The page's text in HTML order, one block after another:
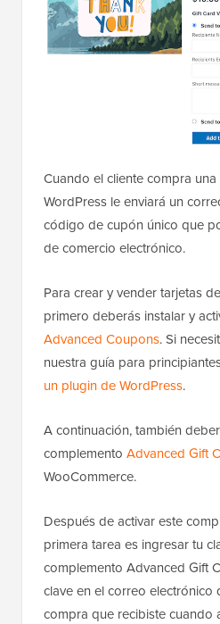
Cuando el cliente compra
WordPress le enviará un
código de cupón único que
de comercio electrónico.
Para crear y vender tarjetas
primero deberás instalar y
Advanced Coupons. Si
nuestra guía para
un plugin de WordPress.
A continuación, también
complemento Advanced Gift
WooCommerce.
Después de activar este
primera tarea es ingresar tu
complemento Advanced Gift
clave en el correo electrónico
compra que recibiste cuando